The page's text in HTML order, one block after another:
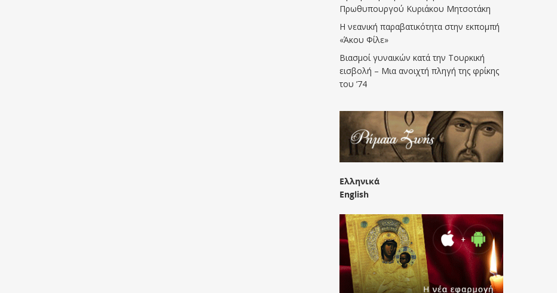
Πρωθυπουργού Κυριάκου Μητσοτάκη
Η νεανική παραβατικότητα στην εκπομπή
«Άκου Φίλε»
Βιασμοί γυναικών κατά την Τουρκική
εισβολή – Μια ανοιχτή πληγή της φρίκης
του ’74
Ελληνικά
English